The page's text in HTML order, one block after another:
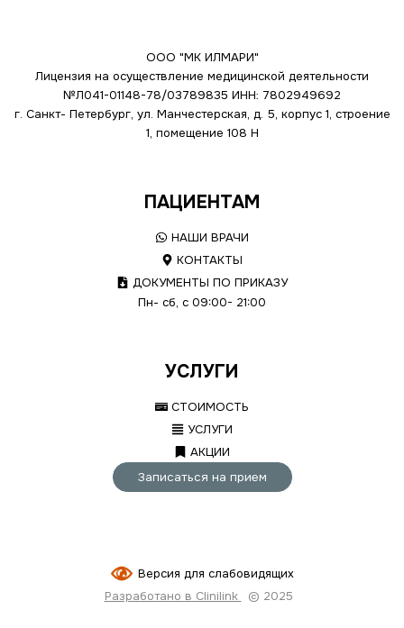
ООО "МК ИЛМАРИ"
Лицензия на осуществление медицинской деятельности
№Л041-01148-78/03789835 ИНН: 7802949692
г. Санкт- Петербург, ул. Манчестерская, д. 5, корпус 1, строение
1, помещение 108 Н
ПАЦИЕНТАМ
НАШИ ВРАЧИ
КОНТАКТЫ
ДОКУМЕНТЫ ПО ПРИКАЗУ
Пн- сб, с 09:00- 21:00
УСЛУГИ
СТОИМОСТЬ
УСЛУГИ
АКЦИИ
Записаться на прием
Версия для слабовидящих
Разработано в Clinilink
© 2025